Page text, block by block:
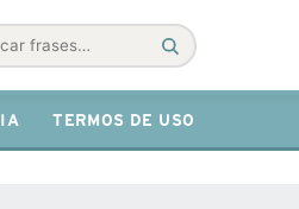
TERMOS DE USO